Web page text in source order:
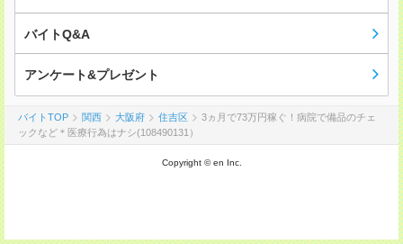
バイトQ&A
アンケート&プレゼント
バイトTOP 関西 大阪府 住吉区
3ヵ月で73万円稼ぐ！病院で備品のチェ
ックなど＊医療行為はナシ(108490131）
Copyright © en Inc.